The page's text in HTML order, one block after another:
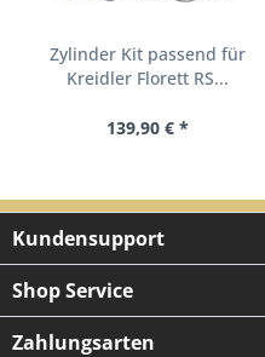
Zylinder Kit passend für
Kreidler Florett RS...
139,90 € *
Kundensupport
Shop Service
Zahlungsarten